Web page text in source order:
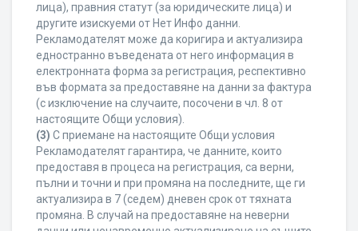
лица), правния статут (за юридическите лица) и
другите изискуеми от Нет Инфо данни.
Рекламодателят може да коригира и актуализира
едностранно въведената от него информация в
електронната форма за регистрация, респективно
във формата за предоставяне на данни за фактура
(с изключение на случаите, посочени в чл. 8 от
настоящите Общи условия).
(3) С приемане на настоящите Общи условия
Рекламодателят гарантира, че данните, които
предоставя в процеса на регистрация, са верни,
пълни и точни и при промяна на последните, ще ги
актуализира в 7 (седем) дневен срок от тяхната
промяна. В случай на предоставяне на неверни